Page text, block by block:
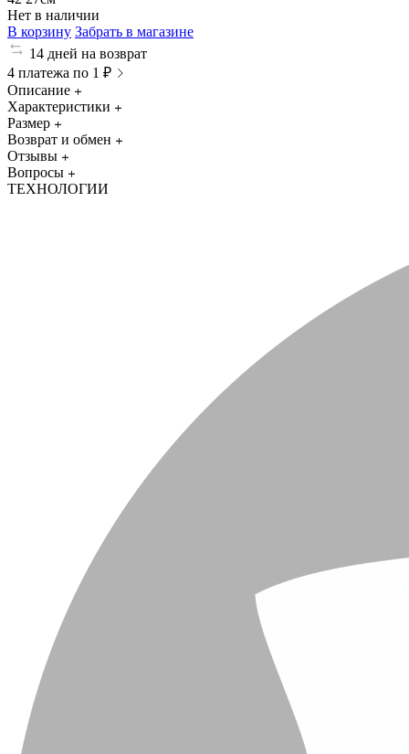
Нет в наличии
В корзину Забрать в магазине
14 дней на возврат
4 платежа по 1 ₽
Описание
Характеристики
Размер
Возврат и обмен
Отзывы
Вопросы
ТЕХНОЛОГИИ